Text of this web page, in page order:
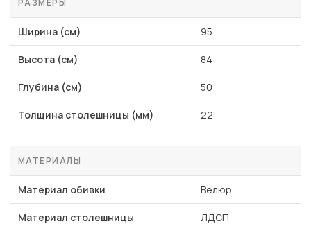
РАЗМЕРЫ
Ширина (см) 95
Высота (см) 84
Глубина (см) 50
Толщина столешницы (мм) 22
МАТЕРИАЛЫ
Материал обивки Велюр
Материал столешницы ЛДСП